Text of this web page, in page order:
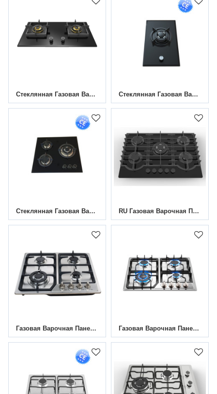
Стеклянная Газовая Варочная Панель С 2 Конфорками HBG-782M6 | 780 Мм Стеклянная Газовая Варочная Панель С 1 Конфоркой MGBG-311A2B | 310 Мм
Стеклянная Газовая Варочная Панель С 3 Конфорками MGBG-603 | 600 Мм RU Газовая Варочная Поверхность 5 Конфорками MGBG-905M3 | 36 Дюймов
Газовая Варочная Панель Из Нержавеющей Стали С 4 Конфорками|MGBS-604B2A|585 Мм Газовая Варочная Панель Из Нержавеющей Стали С 4 Конфорками|MGBS-604B2|585 Мм